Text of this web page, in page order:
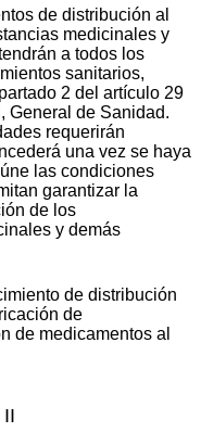
de distribución al
medicinales y
a todos los
sanitarios,
2 del artículo 29
General de Sanidad.
requerirán
una vez se haya
las condiciones
garantizar la
de los
y demás
de distribución
de
de medicamentos al